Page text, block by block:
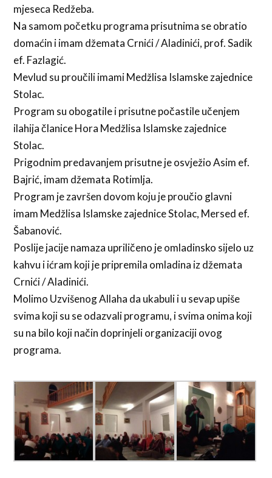
mjeseca Redžeba.
Na samom početku programa prisutnima se obratio
domaćin i imam džemata Crnići / Aladinići, prof. Sadik
ef. Fazlagić.
Mevlud su proučili imami Medžlisa Islamske zajednice
Stolac.
Program su obogatile i prisutne počastile učenjem
ilahija članice Hora Medžlisa Islamske zajednice
Stolac.
Prigodnim predavanjem prisutne je osvježio Asim ef.
Bajrić, imam džemata Rotimlja.
Program je završen dovom koju je proučio glavni
imam Medžlisa Islamske zajednice Stolac, Mersed ef.
Šabanović.
Poslije jacije namaza upriličeno je omladinsko sijelo uz
kahvu i ićram koji je pripremila omladina iz džemata
Crnići / Aladinići.
Molimo Uzvišenog Allaha da ukabuli i u sevap upiše
svima koji su se odazvali programu, i svima onima koji
su na bilo koji način doprinjeli organizaciji ovog
programa.